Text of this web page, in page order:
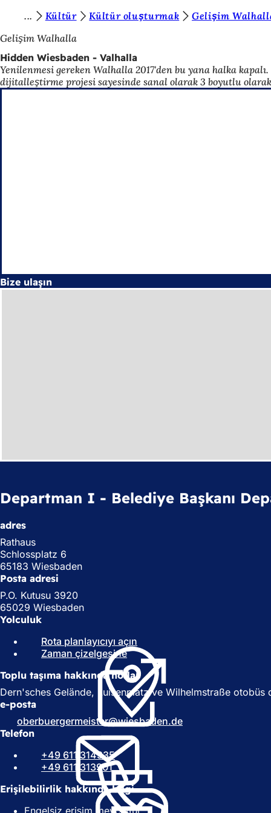
İçeriğe atla
u
r
a
d
Kültür Kültür oluşturmak
Gelişim
Gelişim Walhalla
Hidden Wiesbaden - Valhalla
Yenilenmesi gereken Walhalla 2017'den bu yana halka
dijitalleştirme projesi sayesinde sanal olarak 3 boyutlu
Bize ulaşın
Departman I - Belediye Başkanı
adres
Rathaus
Schlossplatz 6
65183 Wiesbaden
Posta adresi
P.O. Kutusu 3920
65029 Wiesbaden
Yolculuk
Rota planlayıcıyı açın
Y
e
n
i
b
i
r
s
m
e
d
e
Zaman çizelgesine(
Y
e
n
i
b
i
r
s
k
m
e
d
Toplu taşıma hakkında notlar
Dern'sches Gelände, Luisenplatz ve Wilhelmstraße otobüs
e-posta
oberbuergermeister
wiesbaden de
Telefon
+49 611 314335
+49 611 313901
Erişilebilirlik hakkında bilgi
Engelsiz erişim mevcuttur